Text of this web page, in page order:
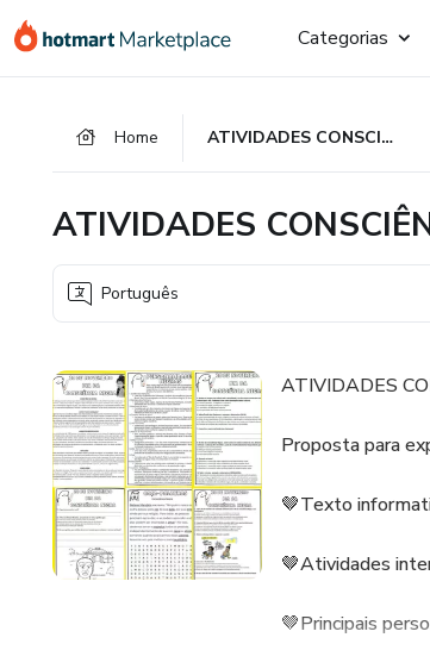
para
para
para
Categorias
Home ATIVIDADES CONSCIÊNCIA NEGRA
ATIVIDADES
Português
ATIVIDADES
Proposta para
🤎Texto
🤎Atividades
🤎Principais